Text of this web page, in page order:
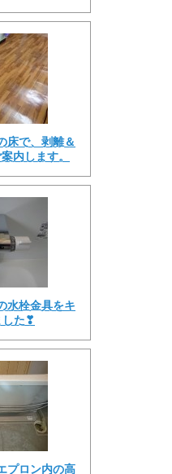
床で、剥離＆
内します。
水栓金具をキ
した❣
プロン内の高